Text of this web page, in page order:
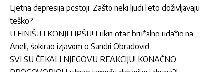
Ljetna depresija postoji: Zašto neki ljudi ljeto doživljavaju
teško?
U FINIŠU I KONJI LIPŠU! Lukin otac bru*alno uda*io na
Aneli, šokirao izjavom o Sandri Obradović!
SVI SU ČEKALI NJEGOVU REAKCIJU! KONAČNO